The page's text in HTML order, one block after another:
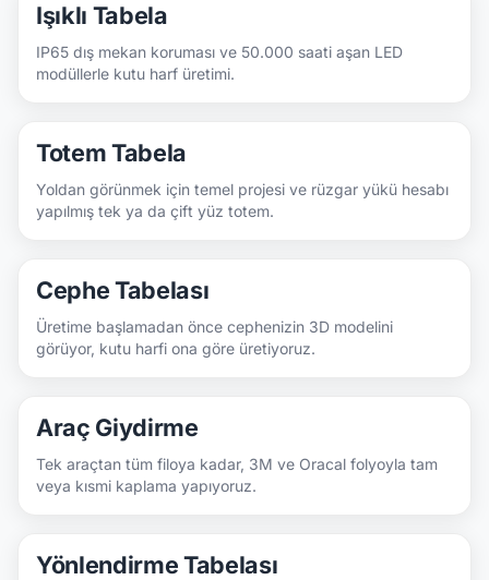
Işıklı Tabela
IP65 dış mekan koruması ve 50.000 saati aşan LED
modüllerle kutu harf üretimi.
Totem Tabela
Yoldan görünmek için temel projesi ve rüzgar yükü hesabı
yapılmış tek ya da çift yüz totem.
Cephe Tabelası
Üretime başlamadan önce cephenizin 3D modelini
görüyor, kutu harfi ona göre üretiyoruz.
Araç Giydirme
Tek araçtan tüm filoya kadar, 3M ve Oracal folyoyla tam
veya kısmi kaplama yapıyoruz.
Yönlendirme Tabelası